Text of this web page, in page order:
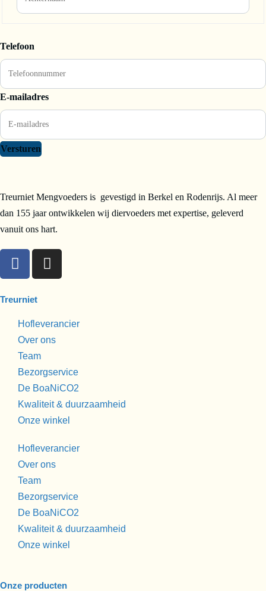
Telefoon
E-mailadres
Versturen
Treurniet Mengvoeders is gevestigd in Berkel en Rodenrijs. Al meer
dan 155 jaar ontwikkelen wij diervoeders met expertise, geleverd
vanuit ons hart.
Treurniet
Hofleverancier
Over ons
Team
Bezorgservice
De BoaNiCO2
Kwaliteit & duurzaamheid
Onze winkel
Hofleverancier
Over ons
Team
Bezorgservice
De BoaNiCO2
Kwaliteit & duurzaamheid
Onze winkel
Onze producten